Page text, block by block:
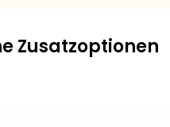
Zusatzoptionen